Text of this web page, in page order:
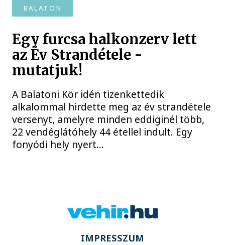
BALATON
Egy furcsa halkonzerv lett
az Év Strandétele -
mutatjuk!
A Balatoni Kör idén tizenkettedik
alkalommal hirdette meg az év strandétele
versenyt, amelyre minden eddiginél több,
22 vendéglátóhely 44 étellel indult. Egy
fonyódi hely nyert...
IMPRESSZUM